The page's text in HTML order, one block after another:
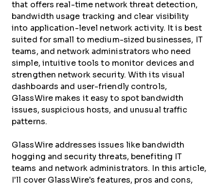
that offers real-time network threat detection,
bandwidth usage tracking and clear visibility
into application-level network activity. It is best
suited for small to medium-sized businesses, IT
teams, and network administrators who need
simple, intuitive tools to monitor devices and
strengthen network security. With its visual
dashboards and user-friendly controls,
GlassWire makes it easy to spot bandwidth
issues, suspicious hosts, and unusual traffic
patterns.
GlassWire addresses issues like bandwidth
hogging and security threats, benefiting IT
teams and network administrators. In this article,
I'll cover GlassWire's features, pros and cons,